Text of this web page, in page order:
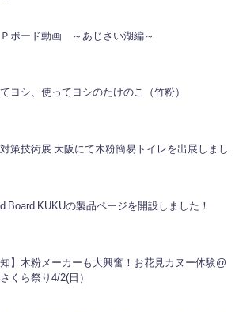
Ｐボード動画 ～あじさい湖編～
ヨシ、使ってヨシのたけのこ（竹粉）
策技術展 大阪にて木粉簡易トイレを出展しまし
Board KUKUの製品ページを開設しました！
知】木粉メーカーも大興奮！お花見カヌー体験@
くら祭り4/2(日）